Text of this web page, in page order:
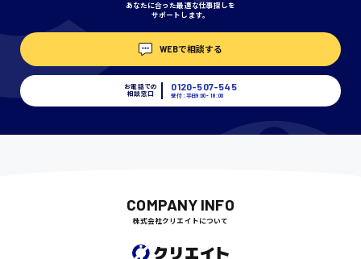
あなたに合った最適な仕事探しを
サポートします。
WEBで相談する
お電話での
相談窓口
0120-507-545
受付：平日9:00 - 18:00
COMPANY INFO
株式会社クリエイトについて